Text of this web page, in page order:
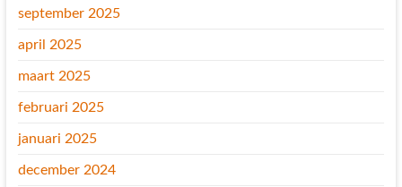
september 2025
april 2025
maart 2025
februari 2025
januari 2025
december 2024